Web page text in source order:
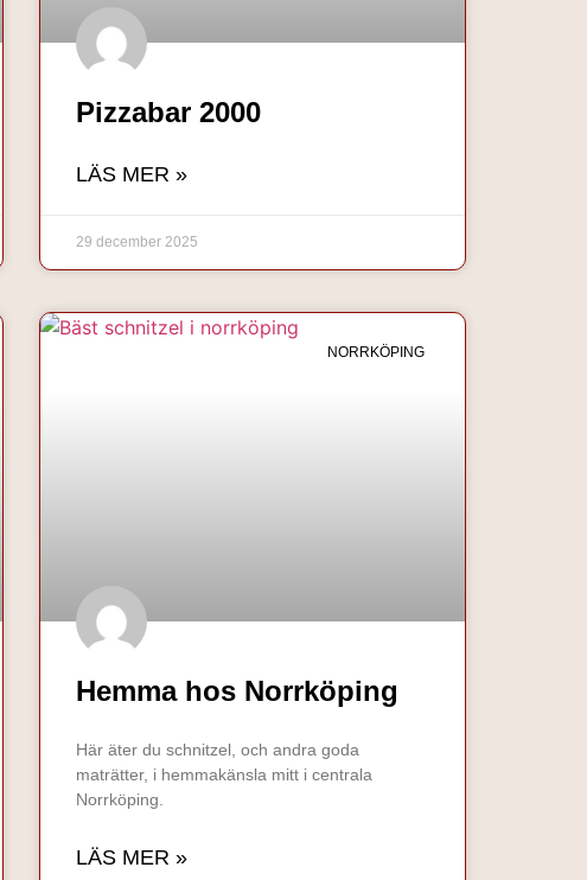
Pizzabar 2000
LÄS MER »
29 december 2025
NORRKÖPING
Hemma hos Norrköping
Här äter du schnitzel, och andra goda
maträtter, i hemmakänsla mitt i centrala
Norrköping.
LÄS MER »